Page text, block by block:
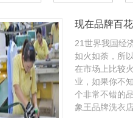
现在品牌百
21世界我国经
如火如荼，所
在市场上比较
业，如果你不
个非常不错的
象王品牌洗衣